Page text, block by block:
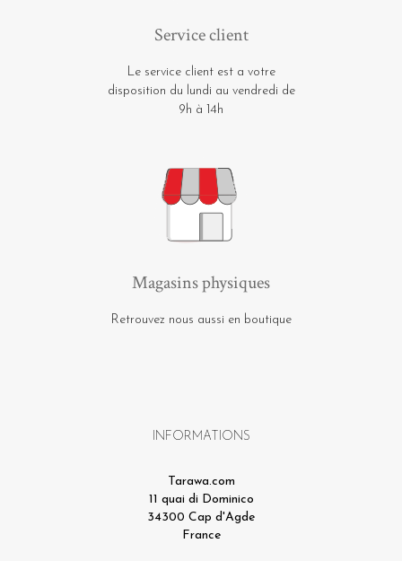
Service client
Le service client est a votre
disposition du lundi au vendredi de
9h à 14h
Magasins physiques
Retrouvez nous aussi en boutique
INFORMATIONS
Tarawa.com
11 quai di Dominico
34300 Cap d'Agde
France